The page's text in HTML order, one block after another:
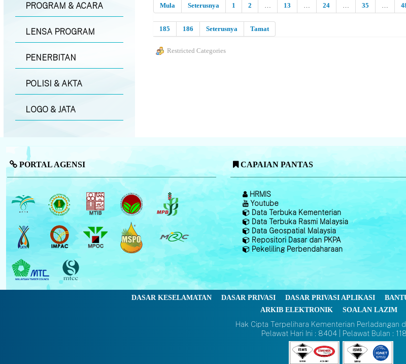
PROGRAM & ACARA
LENSA PROGRAM
PENERBITAN
POLISI & AKTA
LOGO & JATA
Mula Seterusnya 1 2 … 13 … 24 … 35 …
185
186 Seterusnya Tamat
Restricted Categories
PORTAL AGENSI CAPAIAN PANTAS
HRMIS
Youtube
Data Terbuka Kementerian
Data Terbuka Rasmi Malaysia
Data Geospatial Malaysia
Repositori Dasar dan PKPA
Pekeliling Perbendaharaan
DASAR KESELAMATAN DASAR PRIVASI DASAR PRIVASI APLIKASI
ARKIB ELEKTRONIK
SOALAN LAZIM
Hak Cipta Terpelihara Kementerian Perladangan
Pelawat Hari Ini : 8404 | Pelawat Bulan :